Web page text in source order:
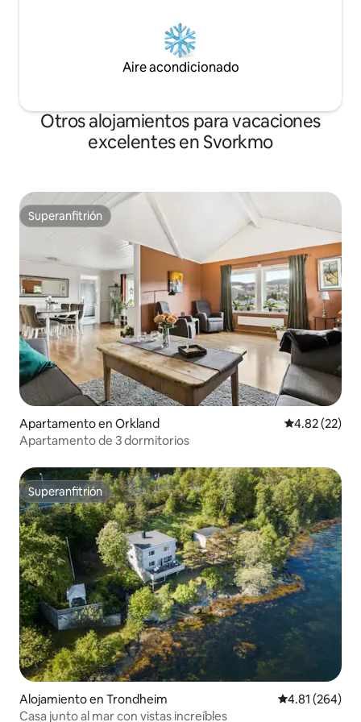
Aire acondicionado
Otros alojamientos para vacaciones
excelentes en Svorkmo
Superanfitrión
Superanfitrión
Apartamento en Orkland Calificación
4.82 (22)
Apartamento de 3 dormitorios
Superanfitrión
Superanfitrión
Alojamiento en Trondheim Calificación
4.81 (264)
Casa junto al mar con vistas increíbles